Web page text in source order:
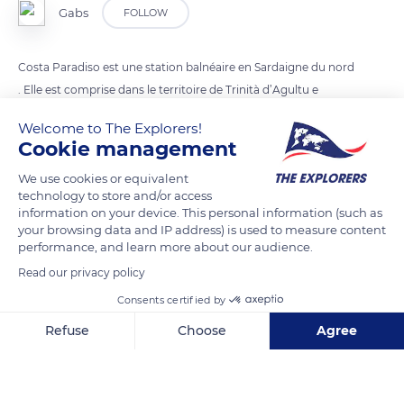
Gabs FOLLOW
Costa Paradiso est une station balnéaire en Sardaigne du nord
. Elle est comprise dans le territoire de Trinità d’Agultu e
nature avec sa côte composée d’une succession de plages de
sable blanc séparées par des falaises rocheuses.
READ MORE TRANSLATE
Welcome to The Explorers!
Cookie management
We use cookies or equivalent
technology to store and/or access
information on your device. This personal information (such as
your browsing data and IP address) is used to measure content
performance, and learn more about our audience.
Read our privacy policy
Consents certified by
Refuse Choose Agree